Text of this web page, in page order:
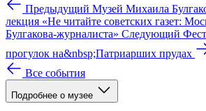
Предыдущий Музей Михаила
лекция «Не читайте советских газет:
Булгакова-журналиста» Следующий
прогулок на&nbsp;Патриарших прудах
Все события
Подробнее о музее